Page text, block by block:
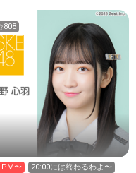
808
PM〜 20:00には終わるわよ〜